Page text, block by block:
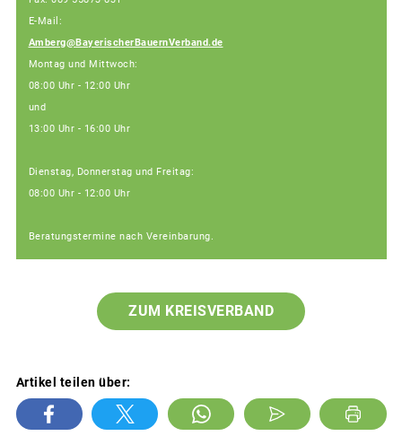
E-Mail:
Amberg@BayerischerBauernVerband.de
Montag und Mittwoch:
08:00 Uhr - 12:00 Uhr
und
13:00 Uhr - 16:00 Uhr
Dienstag, Donnerstag und Freitag:
08:00 Uhr - 12:00 Uhr
Beratungstermine nach Vereinbarung.
ZUM KREISVERBAND
Artikel teilen über: